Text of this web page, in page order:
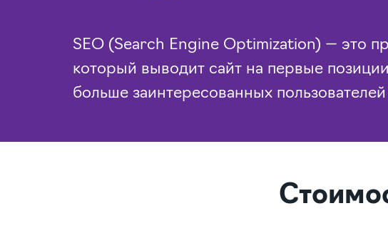
SEO (Search Engine Optimization) — это
который выводит сайт на первые
больше заинтересованных